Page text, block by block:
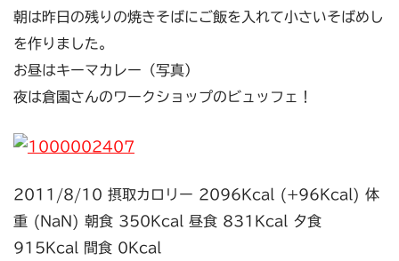
朝は昨日の残りの焼きそばにご飯を入れて小さいそばめし
を作りました。
お昼はキーマカレー（写真）
夜は倉園さんのワークショップのビュッフェ！
2011/8/10 摂取カロリー 2096Kcal (+96Kcal) 体
重 (NaN) 朝食 350Kcal 昼食 831Kcal 夕食
915Kcal 間食 0Kcal